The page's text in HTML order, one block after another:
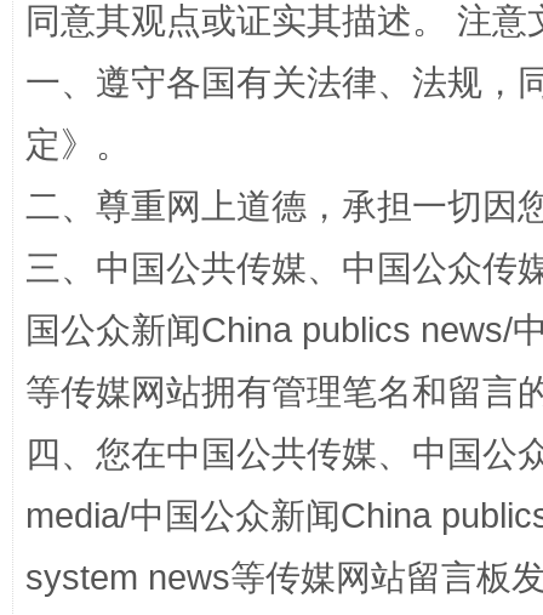
站台名比不上好声名
同意其观点或证实其描述。 注
一、遵守各国有关法律、法规，
定》。
二、尊重网上道德，承担一切因
三、中国公共传媒、中国公众传
国公众新闻China publics news/
等传媒网站拥有管理笔名和留言
四、您在中国公共传媒、中国公
media/中国公众新闻China
system news等传媒网站留言板